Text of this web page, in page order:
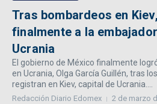
Tras bombardeos en
finalmente a la
Ucrania
El gobierno de México finalmente
en Ucrania, Olga García Guillén, tras
registran en Kiev, capital de Ucrania....
Redacción Diario Edomex 2 de marzo